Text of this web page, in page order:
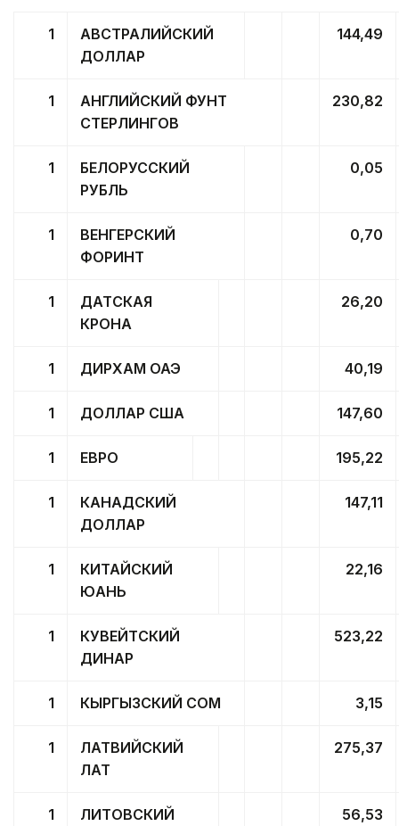
1
АВСТРАЛИЙСКИЙ
ДОЛЛАР
144,49
1
АНГЛИЙСКИЙ ФУНТ
СТЕРЛИНГОВ
230,82
1
БЕЛОРУССКИЙ
РУБЛЬ
0,05
1
ВЕНГЕРСКИЙ
ФОРИНТ
0,70
1
ДАТСКАЯ
КРОНА
26,20
1 ДИРХАМ ОАЭ 40,19
1 ДОЛЛАР США 147,60
1 ЕВРО 195,22
1
КАНАДСКИЙ
ДОЛЛАР
147,11
1
КИТАЙСКИЙ
ЮАНЬ
22,16
1
КУВЕЙТСКИЙ
ДИНАР
523,22
1 КЫРГЫЗСКИЙ СОМ 3,15
1
ЛАТВИЙСКИЙ
ЛАТ
275,37
1
ЛИТОВСКИЙ
56,53